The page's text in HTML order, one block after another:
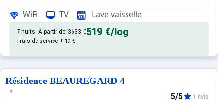
Appartement de particulier :Confortable et tout équipé.
WiFi TV Lave-vaisselle
7 nuits À partir de 3633 €519 €/log
Frais de service + 19 €
Résidence BEAUREGARD 4
5/5 1 Avis